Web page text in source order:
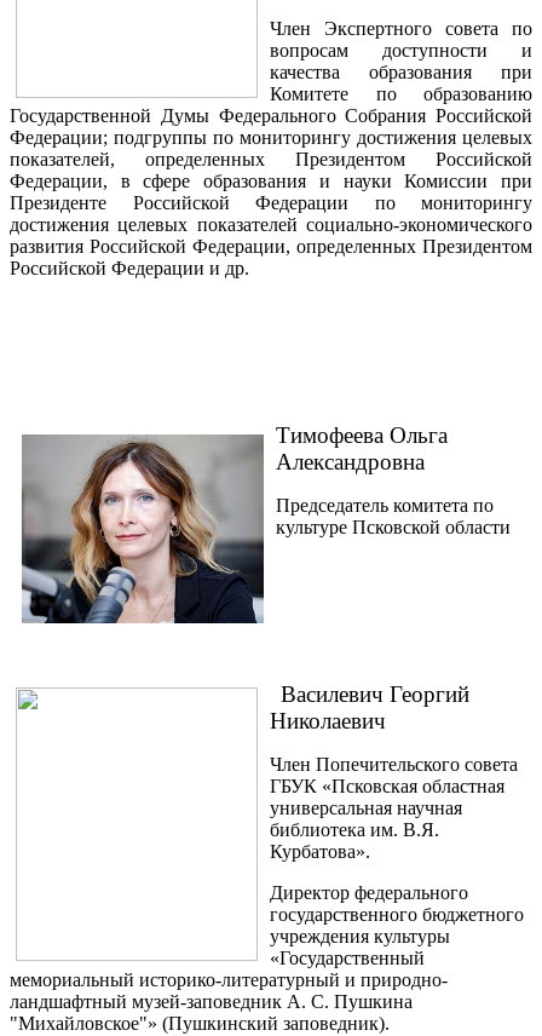
Член Экспертного совета по
вопросам доступности и
качества образования при
Комитете по образованию
Государственной Думы Федерального Собрания Российской
Федерации; подгруппы по мониторингу достижения целевых
показателей, определенных Президентом Российской
Федерации, в сфере образования и науки Комиссии при
Президенте Российской Федерации по мониторингу
достижения целевых показателей социально-экономического
развития Российской Федерации, определенных Президентом
Российской Федерации и др.
Тимофеева Ольга
Александровна
Председатель комитета по
культуре Псковской области
Василевич Георгий
Николаевич
Член Попечительского совета
ГБУК «Псковская областная
универсальная научная
библиотека им. В.Я.
Курбатова».
Директор федерального
государственного бюджетного
учреждения культуры
«Государственный
мемориальный историко-литературный и природно-
ландшафтный музей-заповедник А. С. Пушкина
"Михайловское"» (Пушкинский заповедник).